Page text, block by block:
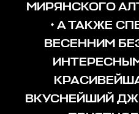
МИРЯНСКОГО
• А ТАКЖЕ
ВЕСЕННИМ
ВКУСНЕЙШИЙ